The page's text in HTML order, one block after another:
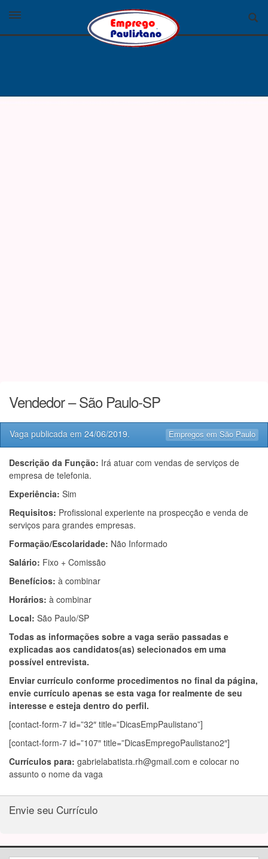
Vendedor – São Paulo-SP
Empregos em São Paulo
Vaga publicada em 24/06/2019.
Descrição da Função: Irá atuar com vendas de serviços de
empresa de telefonia.
Experiência: Sim
Requisitos: Profissional experiente na prospecção e venda de
serviços para grandes empresas.
Formação/Escolaridade: Não Informado
Salário: Fixo + Comissão
Benefícios: à combinar
Horários: à combinar
Local: São Paulo/SP
Todas as informações sobre a vaga serão passadas e
explicadas aos candidatos(as) selecionados em uma
possível entrevista.
Enviar currículo conforme procedimentos no final da página,
envie currículo apenas se esta vaga for realmente de seu
interesse e esteja dentro do perfil.
[contact-form-7 id=”32″ title=”DicasEmpPaulistano”]
[contact-form-7 id=”107″ title=”DicasEmpregoPaulistano2″]
Currículos para: gabrielabatista.rh@gmail.com e colocar no
assunto o nome da vaga
Envie seu Currículo